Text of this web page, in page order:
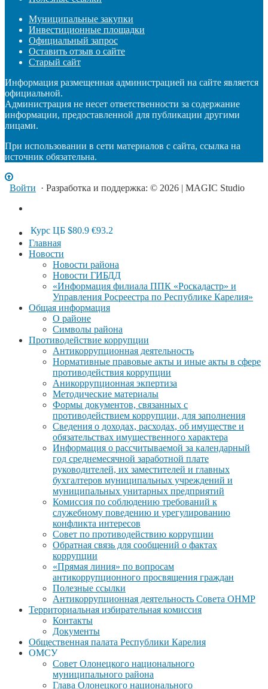
Муниципальные закупки
Инвестиционные площадки
Официальный запрос
Оставить отзыв о сайте
Старый сайт
Информация размещенная администрацией на сайте является
официальной.
Администрация не несет ответственности за содержание
информации, предоставленной для публикации другими
лицами.
При использовании в сети материалов с сайта, ссылка на
источник обязательна.
Войти · Разработка и поддержка: © 2026 | MAGIC Studio
Курс ЦБ $80.9 €93.2
Главная
Новости
Новости района
Новости ГИБДД
«Информация филиала ППК «Роскадастр» и
Управления Росреестра по Республике Карелия»
Общая информация
О районе
Символы района
Противодействие коррупции
Антикоррупционная деятельность
Нормативные правовые акты и иные акты в сфере
противодействия коррупции
Аникоррупционная экпертиза
Методические материалы
Формы документов, связанных с
противодействием коррупции, для заполнения
Сведения о доходах, расходах, об имуществе и
обязательствах имущественного характера
Информация о рассчитываемой за календарный
год среднемесячной заработной плате
руководителей, их заместителей и главных
бухгалтеров муниципальных учреждений и
муниципальных унитарных предприятий
Комиссия по соблюдению требований к
служебному поведению и урегулированию
конфликта интересов
Совет по противодействию коррупции
Обратная связь для сообщений о фактах
коррупции
«Прямая линия» по вопросам
антикоррупционного просвящения граждан
Полезные ссылки
Антикоррупционная деятельность Совета ОНМР
Территориальная избирательная комиссия
Контакты
Документы
Общественная палата Республики Карелия
ОМСУ
Совет Олонецкого национального
муниципального района
Глава Олонецкого национального